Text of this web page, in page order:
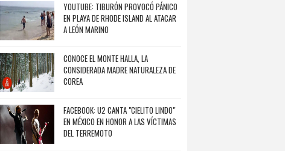
YOUTUBE: TIBURÓN PROVOCÓ PÁNICO
EN PLAYA DE RHODE ISLAND AL ATACAR
A LEÓN MARINO
CONOCE EL MONTE HALLA, LA
CONSIDERADA MADRE NATURALEZA DE
COREA
FACEBOOK: U2 CANTA "CIELITO LINDO"
EN MÉXICO EN HONOR A LAS VÍCTIMAS
DEL TERREMOTO